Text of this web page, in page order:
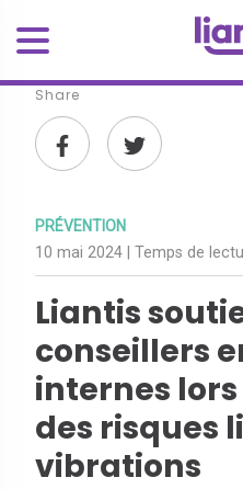
Share
PRÉVENTION
10 mai 2024 | Temps de
Liantis
conseillers
internes
des risques
vibrations